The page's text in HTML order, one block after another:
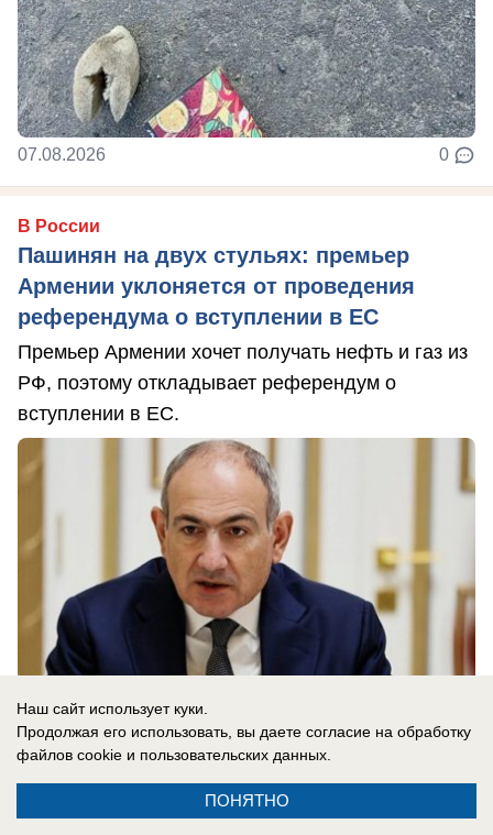
07.08.2026 0
В России
Пашинян на двух стульях: премьер
Армении уклоняется от проведения
референдума о вступлении в ЕС
Премьер Армении хочет получать нефть и газ из
РФ, поэтому откладывает референдум о
вступлении в ЕС.
Наш сайт использует куки.
Продолжая его использовать, вы даете согласие на обработку
файлов cookie и пользовательских данных.
ПОНЯТНО